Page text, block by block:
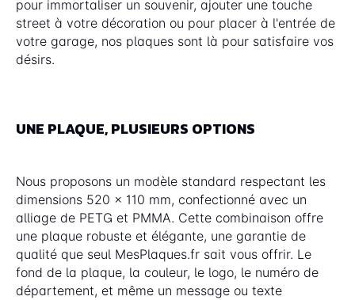
pour immortaliser un souvenir, ajouter une touche
street à votre décoration ou pour placer à l'entrée de
votre garage, nos plaques sont là pour satisfaire vos
désirs.
UNE PLAQUE, PLUSIEURS OPTIONS
Nous proposons un modèle standard respectant les
dimensions 520 x 110 mm, confectionné avec un
alliage de PETG et PMMA. Cette combinaison offre
une plaque robuste et élégante, une garantie de
qualité que seul MesPlaques.fr sait vous offrir. Le
fond de la plaque, la couleur, le logo, le numéro de
département, et même un message ou texte